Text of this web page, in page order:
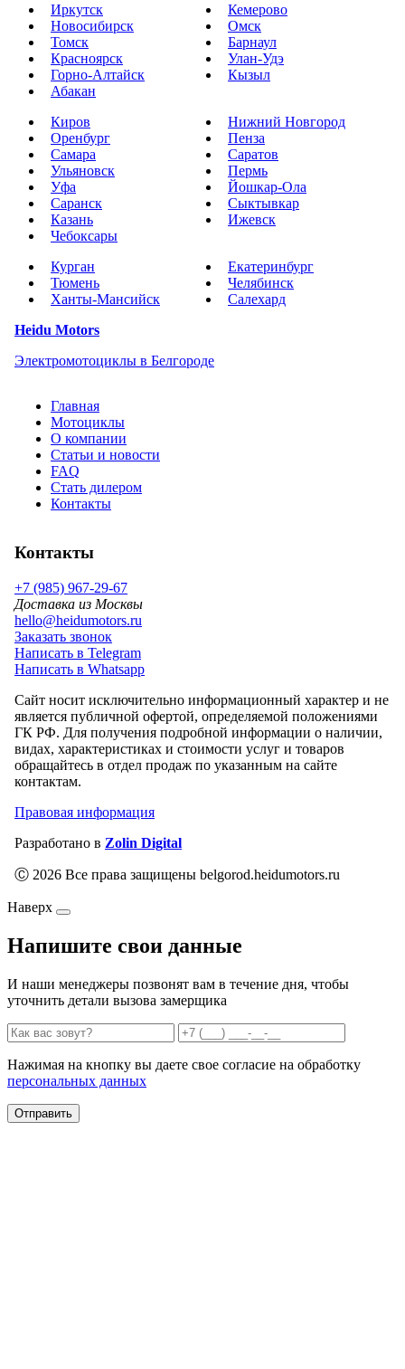
Иркутск
Кемерово
Новосибирск
Омск
Томск
Барнаул
Красноярск
Улан-Удэ
Горно-Алтайск
Кызыл
Абакан
Киров
Нижний Новгород
Оренбург
Пенза
Самара
Саратов
Ульяновск
Пермь
Уфа
Йошкар-Ола
Саранск
Сыктывкар
Казань
Ижевск
Чебоксары
Курган
Екатеринбург
Тюмень
Челябинск
Ханты-Мансийск
Салехард
Heidu Motors
Электромотоциклы в Белгороде
Главная
Мотоциклы
О компании
Статьи и новости
FAQ
Стать дилером
Контакты
Контакты
+7 (985) 967-29-67
Доставка из Москвы
hello@heidumotors.ru
Заказать звонок
Написать в Telegram
Написать в Whatsapp
Сайт носит исключительно информационный характер и не
является публичной офертой, определяемой положениями
ГК РФ. Для получения подробной информации о наличии,
видах, характеристиках и стоимости услуг и товаров
обращайтесь в отдел продаж по указанным на сайте
контактам.
Правовая информация
Разработано в Zolin Digital
Ⓒ 2026 Все права защищены belgorod.heidumotors.ru
Наверх
Напишите свои данные
И наши менеджеры позвонят вам в течение дня, чтобы
уточнить детали вызова замерщика
Нажимая на кнопку вы даете свое согласие на обработку
персональных данных
Отправить